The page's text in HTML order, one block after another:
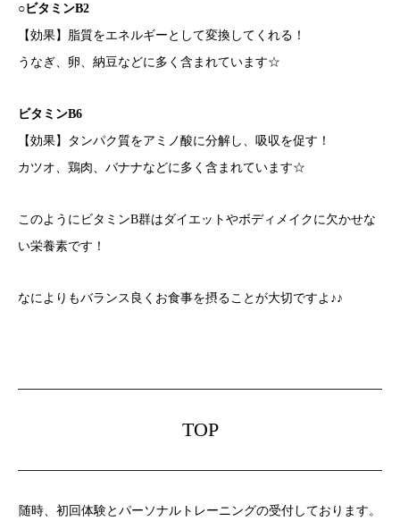
○ビタミンB2
【効果】脂質をエネルギーとして変換してくれる！
うなぎ、卵、納豆などに多く含まれています☆
ビタミンB6
【効果】タンパク質をアミノ酸に分解し、吸収を促す！
カツオ、鶏肉、バナナなどに多く含まれています☆
このようにビタミンB群はダイエットやボディメイクに欠かせな
い栄養素です！
なによりもバランス良くお食事を摂ることが大切ですよ♪♪
TOP
随時、初回体験とパーソナルトレーニングの受付しております。